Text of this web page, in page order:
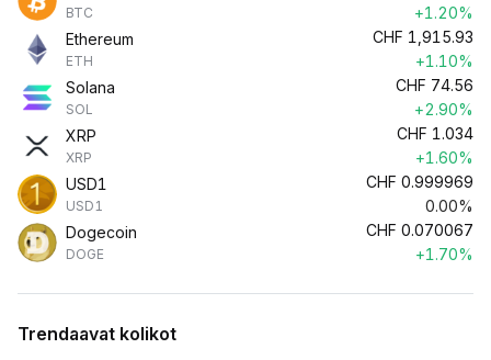
BTC
+1.20%
Ethereum
ETH
CHF 1,915.93
+1.10%
Solana
SOL
CHF 74.56
+2.90%
XRP
XRP
CHF 1.034
+1.60%
USD1
USD1
CHF 0.999969
0.00%
Dogecoin
DOGE
CHF 0.070067
+1.70%
Trendaavat kolikot